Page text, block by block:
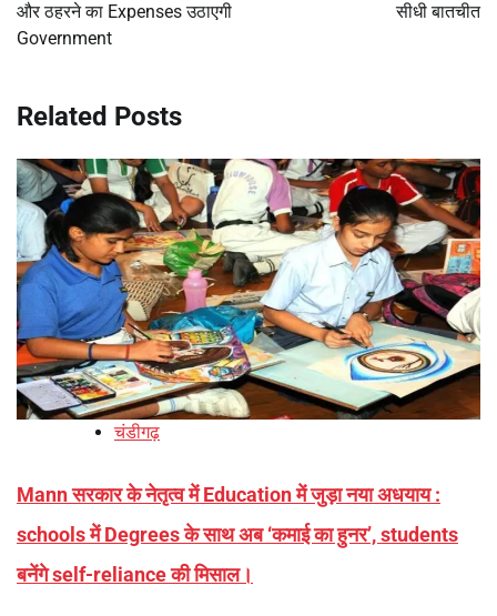
और ठहरने का Expenses उठाएगी
Government
सीधी बातचीत
Related Posts
चंडीगढ़
Mann सरकार के नेतृत्व में Education में जुड़ा नया अधयाय :
schools में Degrees के साथ अब ‘कमाई का हुनर’, students
बनेंगे self-reliance की मिसाल।